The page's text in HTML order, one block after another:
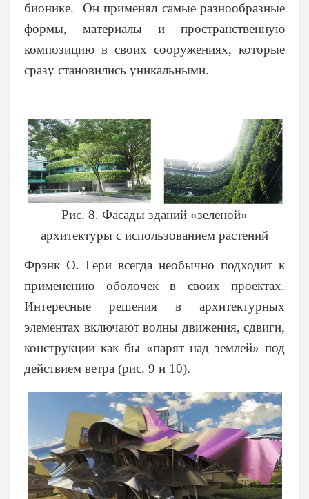
бионике. Он применял самые разнообразные
формы, материалы и пространственную
композицию в своих сооружениях, которые
сразу становились уникальными.
Рис. 8. Фасады зданий «зеленой»
архитектуры с использованием растений
Фрэнк О. Гери всегда необычно подходит к
применению оболочек в своих проектах.
Интересные решения в архитектурных
элементах включают волны движения, сдвиги,
конструкции как бы «парят над землей» под
действием ветра (рис. 9 и 10).